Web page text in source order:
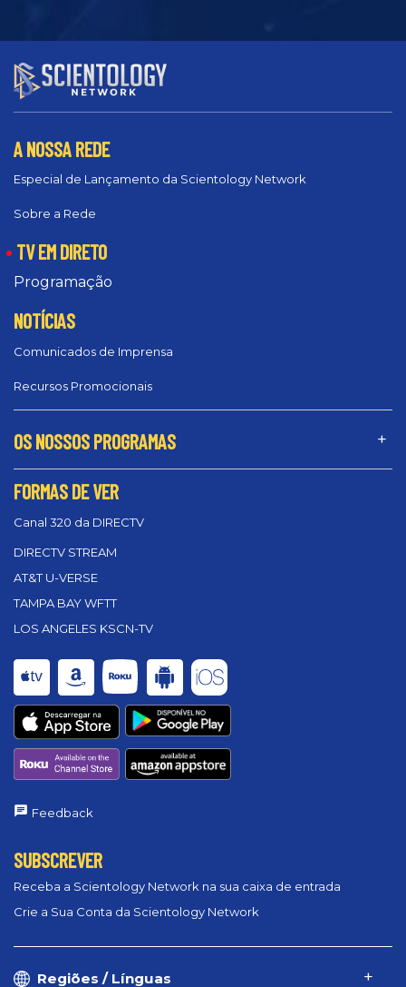
A NOSSA REDE
Especial de Lançamento da Scientology Network
Sobre a Rede
TV EM DIRETO
Programação
NOTÍCIAS
Comunicados de Imprensa
Recursos Promocionais
OS NOSSOS PROGRAMAS
FORMAS DE VER
Canal 320 da DIRECTV
DIRECTV STREAM
AT&T U-VERSE
TAMPA BAY WFTT
LOS ANGELES KSCN-TV
Feedback
SUBSCREVER
Receba a Scientology Network na sua caixa de entrada
Crie a Sua Conta da Scientology Network
Regiões / Línguas